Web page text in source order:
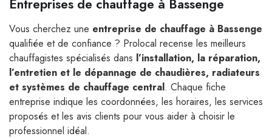
Entreprises de chauffage à Bassenge
Vous cherchez une entreprise de chauffage à Bassenge
qualifiée et de confiance ? Prolocal recense les meilleurs
chauffagistes spécialisés dans l’installation, la réparation,
l’entretien et le dépannage de chaudières, radiateurs
et systèmes de chauffage central. Chaque fiche
entreprise indique les coordonnées, les horaires, les services
proposés et les avis clients pour vous aider à choisir le
professionnel idéal.